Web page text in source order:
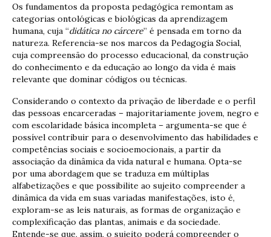
Os fundamentos da proposta pedagógica remontam as
categorias ontológicas e biológicas da aprendizagem
humana, cuja “didática no cárcere” é pensada em torno da
natureza. Referencia-se nos marcos da Pedagogia Social,
cuja compreensão do processo educacional, da construção
do conhecimento e da educação ao longo da vida é mais
relevante que dominar códigos ou técnicas.
Considerando o contexto da privação de liberdade e o perfil
das pessoas encarceradas – majoritariamente jovem, negro e
com escolaridade básica incompleta – argumenta-se que é
possível contribuir para o desenvolvimento das habilidades e
competências sociais e socioemocionais, a partir da
associação da dinâmica da vida natural e humana. Opta-se
por uma abordagem que se traduza em múltiplas
alfabetizações e que possibilite ao sujeito compreender a
dinâmica da vida em suas variadas manifestações, isto é,
exploram-se as leis naturais, as formas de organização e
complexificação das plantas, animais e da sociedade.
Entende-se que, assim, o sujeito poderá compreender o